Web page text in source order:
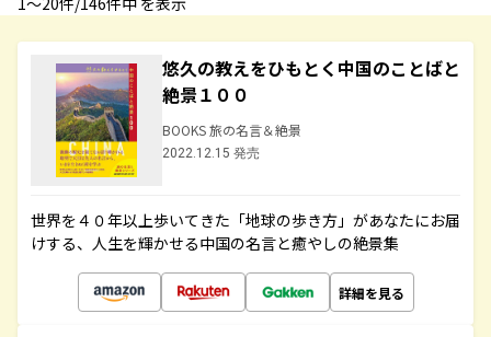
悠久の教えをひもとく中国のことばと
絶景１００
BOOKS 旅の名言＆絶景
2022.12.15 発売
世界を４０年以上歩いてきた「地球の歩き方」があなたにお届
けする、人生を輝かせる中国の名言と癒やしの絶景集
詳細を見る